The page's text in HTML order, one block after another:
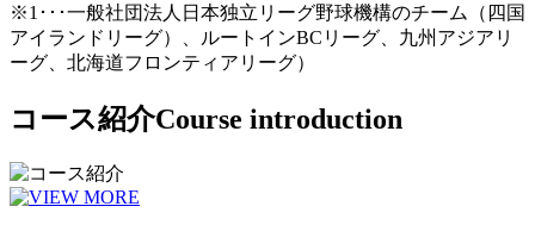
※1･･･一般社団法人日本独立リーグ野球機構のチーム（四国
アイランドリーグ）、ルートインBCリーグ、九州アジアリ
ーグ、北海道フロンティアリーグ）
コース紹介Course introduction